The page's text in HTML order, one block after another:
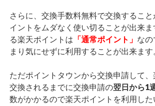
さらに、交換手数料無料で交換するこ
イントをムダなく使い切ることが出来
る楽天ポイントは 「通常ポイント」 な
まり気にせずに利用することが出来ます
ただポイントタウンから交換申請して
交換されるまでに交換申請の翌日から1
数がかかるので楽天ポイントを利用し